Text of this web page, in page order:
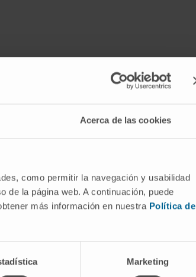
Acerca de las cookies
como permitir la navegación y usabilidad
de la página web. A continuación, puede
más información en nuestra Política de
Marketing